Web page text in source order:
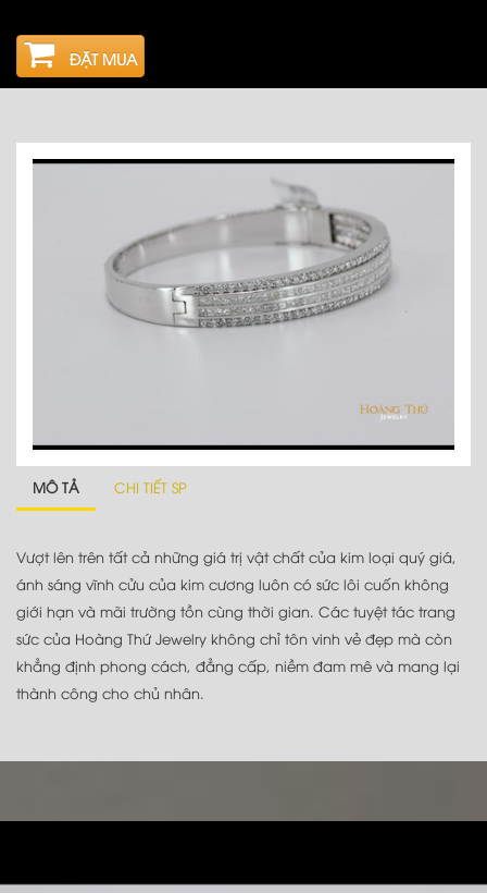
ĐẶT MUA
MÔ TẢ CHI TIẾT SP
Vượt lên trên tất cả những giá trị vật chất của kim loại quý giá,
ánh sáng vĩnh cửu của kim cương luôn có sức lôi cuốn không
giới hạn và mãi trường tồn cùng thời gian. Các tuyệt tác trang
sức của Hoàng Thứ Jewelry không chỉ tôn vinh vẻ đẹp mà còn
khẳng định phong cách, đẳng cấp, niềm đam mê và mang lại
thành công cho chủ nhân.